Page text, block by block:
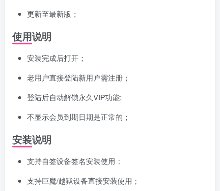
更新至最新版；
使用说明
安装完成后打开；
老用户直接登陆新用户需注册；
登陆后自动解锁永久VIP功能;
不显示会员到期日期是正常的；
安装说明
支持自签设备签名安装使用；
支持巨魔/越狱设备直接安装使用；